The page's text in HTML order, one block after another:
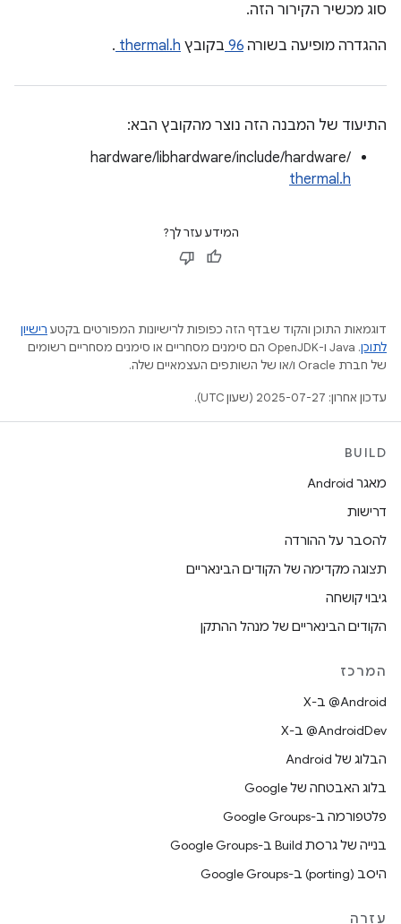
סוג מכשיר הקירור הזה.
ההגדרה מופיעה בשורה 96 בקובץ thermal.h
.
התיעוד של המבנה הזה נוצר מהקובץ הבא:
hardware/libhardware/include/hardware/
thermal.h
המידע עזר לך?
דוגמאות התוכן והקוד שבדף הזה כפופות לרישיונות המפורטים בקטע רישיון
לתוכן
.‏ Java ו-OpenJDK הם סימנים מסחריים או סימנים מסחריים רשומים
של חברת Oracle ו/או של השותפים העצמאיים שלה.
עדכון אחרון: 2025-07-27 (שעון UTC).
BUILD
מאגר Android
דרישות
להסבר על ההורדה
תצוגה מקדימה של הקודים הבינאריים
גיבוי קושחה
הקודים הבינאריים של מנהל ההתקן
המרכז
‫‎@Android ב-X
‫‎@AndroidDev ב-X
הבלוג של Android
בלוג האבטחה של Google
פלטפורמה ב-Google Groups
בנייה של גרסת Build ב-Google Groups
היסב (porting) ב-Google Groups
עזרה